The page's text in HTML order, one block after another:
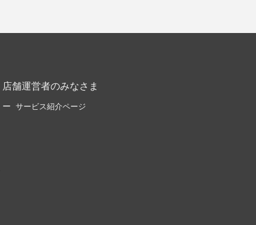
店舗運営者のみなさま
サービス紹介ページ